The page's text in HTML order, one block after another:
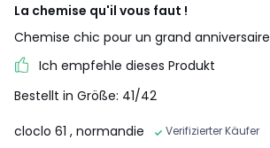
La chemise qu'il vous faut !
Chemise chic pour un grand anniversaire
Ich empfehle dieses Produkt
Bestellt in Größe: 41/42
cloclo 61 , normandie Verifizierter Käufer